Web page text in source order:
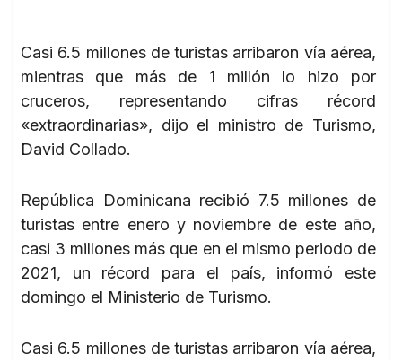
Casi 6.5 millones de turistas arribaron vía aérea,
mientras que más de 1 millón lo hizo por
cruceros, representando cifras récord
«extraordinarias», dijo el ministro de Turismo,
David Collado.
República Dominicana recibió 7.5 millones de
turistas entre enero y noviembre de este año,
casi 3 millones más que en el mismo periodo de
2021, un récord para el país, informó este
domingo el Ministerio de Turismo.
Casi 6.5 millones de turistas arribaron vía aérea,